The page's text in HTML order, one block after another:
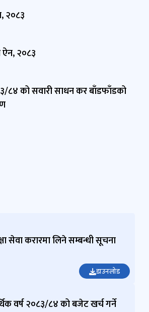
२०८३
ऐन, २०८३
८४ को सवारी साधन कर बाँडफाँडको
सेवा करारमा लिने सम्बन्धी सूचना
डाउनलोड
वर्ष २०८३/८४ को बजेट खर्च गर्ने